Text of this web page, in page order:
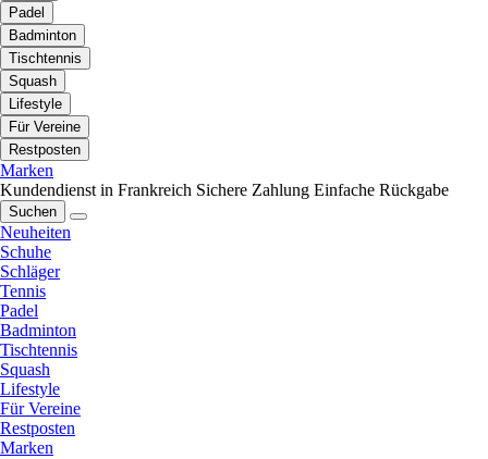
Padel
Badminton
Tischtennis
Squash
Lifestyle
Für Vereine
Restposten
Marken
Kundendienst in Frankreich Sichere Zahlung Einfache Rückgabe
Suchen
Neuheiten
Schuhe
Schläger
Tennis
Padel
Badminton
Tischtennis
Squash
Lifestyle
Für Vereine
Restposten
Marken